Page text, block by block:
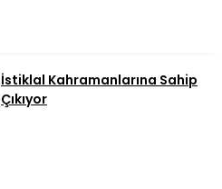
İstiklal Kahramanlarına Sahip
Çıkıyor